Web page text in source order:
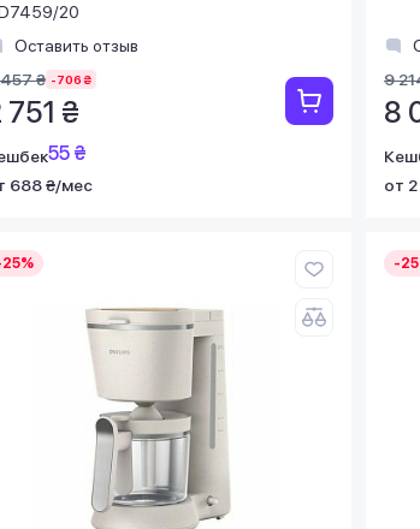
20
Оставить отзыв
₴ -706 ₴
751 ₴
55 ₴
688 ₴/мес
9
8
от
-